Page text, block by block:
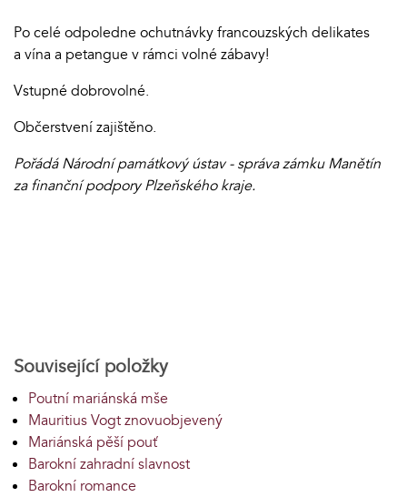
Po celé odpoledne ochutnávky francouzských delikates
a vína a petangue v rámci volné zábavy!
Vstupné dobrovolné.
Občerstvení zajištěno.
Pořádá Národní památkový ústav - správa zámku Manětín
za finanční podpory Plzeňského kraje.
Související položky
Poutní mariánská mše
Mauritius Vogt znovuobjevený
Mariánská pěší pouť
Barokní zahradní slavnost
Barokní romance